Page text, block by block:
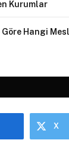
Kurumlar
Hangi
X